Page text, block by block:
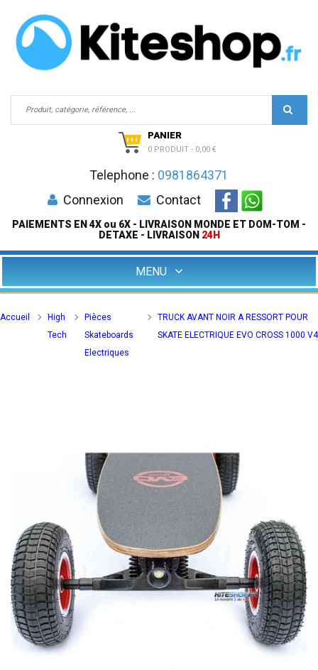
PANIER
0 PRODUIT - 0,00 €
Telephone : 0981864371
Connexion
Contact
PAIEMENTS EN 4X ou 6X - LIVRAISON MONDE ET DOM-TOM -
DETAXE - LIVRAISON 24H
MENU
Accueil
High
Tech
Pièces
Skateboards
Electriques
TRUCK AVANT NOIR A RESSORT POUR
SKATE ELECTRIQUE EVO CROSS 1000 V4